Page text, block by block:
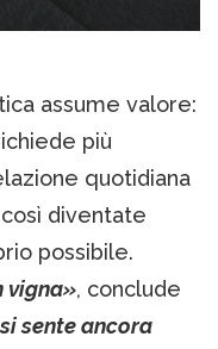
assume valore:
più
quotidiana
diventate
possibile.
vigna», conclude
sente ancora